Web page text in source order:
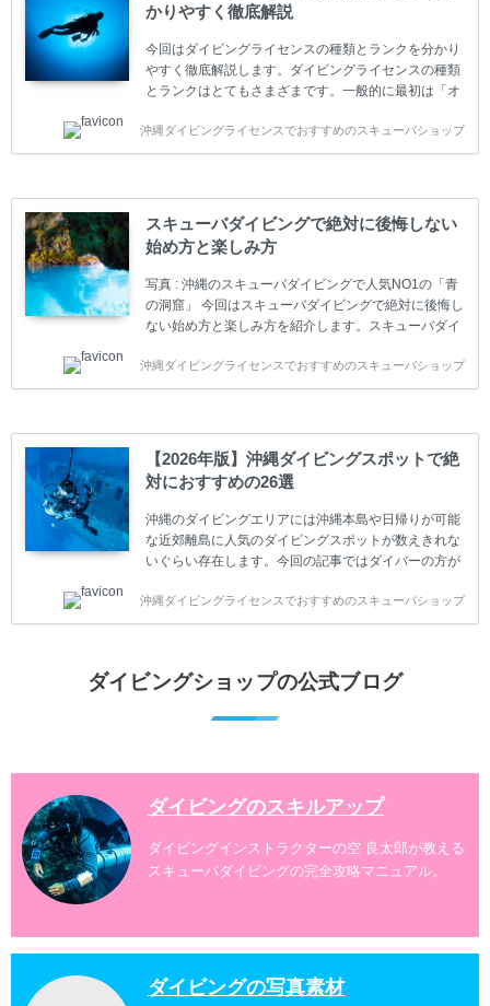
かりやすく徹底解説
今回はダイビングライセンスの種類とランクを分かり
やすく徹底解説します。ダイビングライセンスの種類
とランクはとてもさまざまです。一般的に最初は「オ
す。 ダイビングのライセンスカードはダイビングの教
育機関もしくは指導団体が発行しています。教育機関
ダイバーの育成・指導や安全管理、環境保全などの活
動をしています。 ダイビングライセンスの種類はエン
トリーレベルのライセンスからプロレベルのライセン
スまでランク分けされています。各教育機関(指導団
体)によってライセンスカードの名称、トレーニング内
容に違いがありま...
沖縄ダイビングライセンスでおすすめのスキューバショップ
スキューバダイビングで絶対に後悔しない
始め方と楽しみ方
写真 : 沖縄のスキューバダイビングで人気NO1の「青
の洞窟」 今回はスキューバダイビングで絶対に後悔し
ない始め方と楽しみ方を紹介します。スキューバダイ
やまだ始めて間もない初心者の方に必見の内容です。
スキューバダイビングの始め方と楽しみ方について学
ててしまうと、せっかく楽しみにしていたスキューバ
ダイビングが台無しになり後悔することになってしま
うかもしれません。 又、スキューバダイビングは事故
のリスクがあるスポーツでもあります。もしかしたら
危険な思いをしてしまうかもしれません。 今回は現地
ダイビング...
沖縄ダイビングライセンスでおすすめのスキューバショップ
【2026年版】沖縄ダイビングスポットで絶
対におすすめの26選
沖縄のダイビングエリアには沖縄本島や日帰りが可能
な近郊離島に人気のダイビングスポットが数えきれな
いぐらい存在します。今回の記事ではダイバーの方が
グスポットを紹介します。 当スクールは、沖縄本島で
は北谷町、嘉手納町、読谷村、恩納村、名護市、本部
案内しております。 ダイビングライセンスをお持ちの
沖縄ダイビングライセンスでおすすめのスキューバショップ
ダイビングショップの公式ブログ
ダイビングのスキルアップ
ダイビングインストラクターの空 良太郎が教える
スキューバダイビングの完全攻略マニュアル。
ダイビングの写真素材